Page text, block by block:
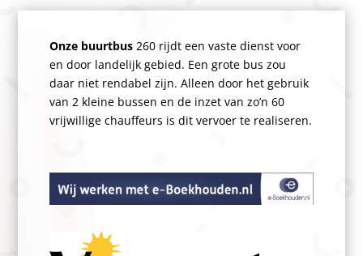
Onze buurtbus 260 rijdt een vaste dienst voor
en door landelijk gebied. Een grote bus zou
daar niet rendabel zijn. Alleen door het gebruik
van 2 kleine bussen en de inzet van zo’n 60
vrijwillige chauffeurs is dit vervoer te realiseren.